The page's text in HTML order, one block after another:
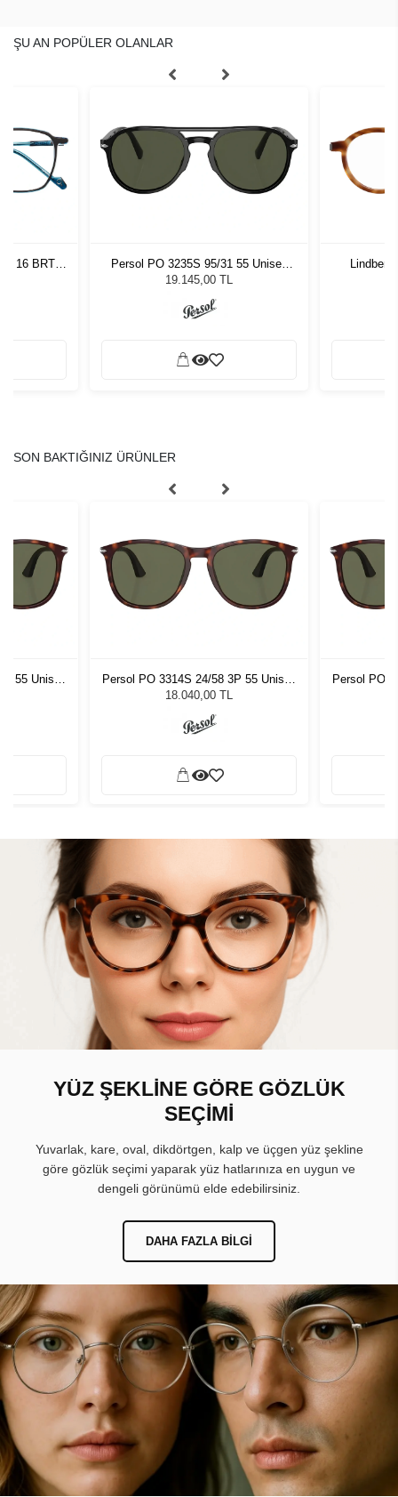
ŞU AN POPÜLER OLANLAR
16 BRTQ
Persol PO 3235S 95/31 55 Unisex
Güneş Gözlüğü
19.145,00 TL
SON BAKTIĞINIZ ÜRÜNLER
55 Unisex
Persol PO 3314S 24/58 3P 55 Unisex
Güneş Gözlüğü
18.040,00 TL
Persol PO
YÜZ ŞEKLİNE GÖRE GÖZLÜK
SEÇİMİ
Yuvarlak, kare, oval, dikdörtgen, kalp ve üçgen yüz şekline
göre gözlük seçimi yaparak yüz hatlarınıza en uygun ve
dengeli görünümü elde edebilirsiniz.
DAHA FAZLA BILGI